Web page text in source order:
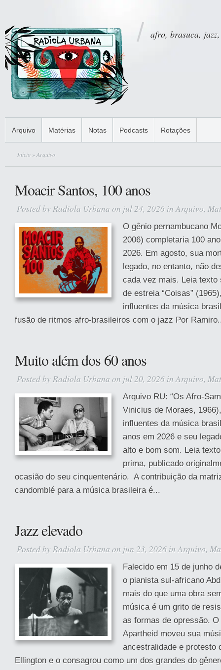
afro, brasuca,
Arquivo Matérias Notas Podcasts Rotações
Início » Arquivo
Moacir Santos, 100 anos
Posted by Radiola Urbana on jul 24, 2026 inArquivo,
O gênio pernambucano
2006) completaria 100
2026. Em agosto, sua
legado, no entanto, não
cada vez mais. Leia texto
de estreia “Coisas”
influentes da música
fusão de ritmos afro-brasileiros com o jazz Por
Muito além dos 60 anos
Posted by Radiola Urbana on jul 20, 2026 inArquivo,
Arquivo RU: “Os Afro-
Vinicius de Moraes,
influentes da música
anos em 2026 e seu
alto e bom som. Leia
prima, publicado
ocasião do seu cinquentenário. A contribuição da
candomblé para a música brasileira é...
Jazz elevado
Posted by Radiola Urbana on jun 23, 2026 inArquivo,
Falecido em 15 de junho
o pianista sul-africano
mais do que uma obra
música é um grito de
as formas de opressão.
Apartheid moveu sua
ancestralidade e protesto
Ellington e o consagrou como um dos grandes do